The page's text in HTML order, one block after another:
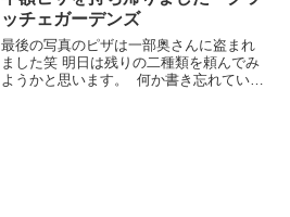
の文字甘い香りに誘わ...
ッチェガーデンズ
最後の写真のピザは一部奥さんに盗まれ
ました笑 明日は残りの二種類を頼んでみ
ようかと思います。 何か書き忘れている